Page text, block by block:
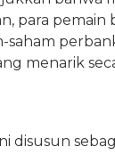
para pemain
saham
menarik
disusun